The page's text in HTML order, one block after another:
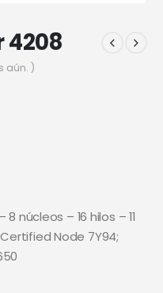
4208
aún. )
8 núcleos – 16 hilos – 11
Node 7Y94;